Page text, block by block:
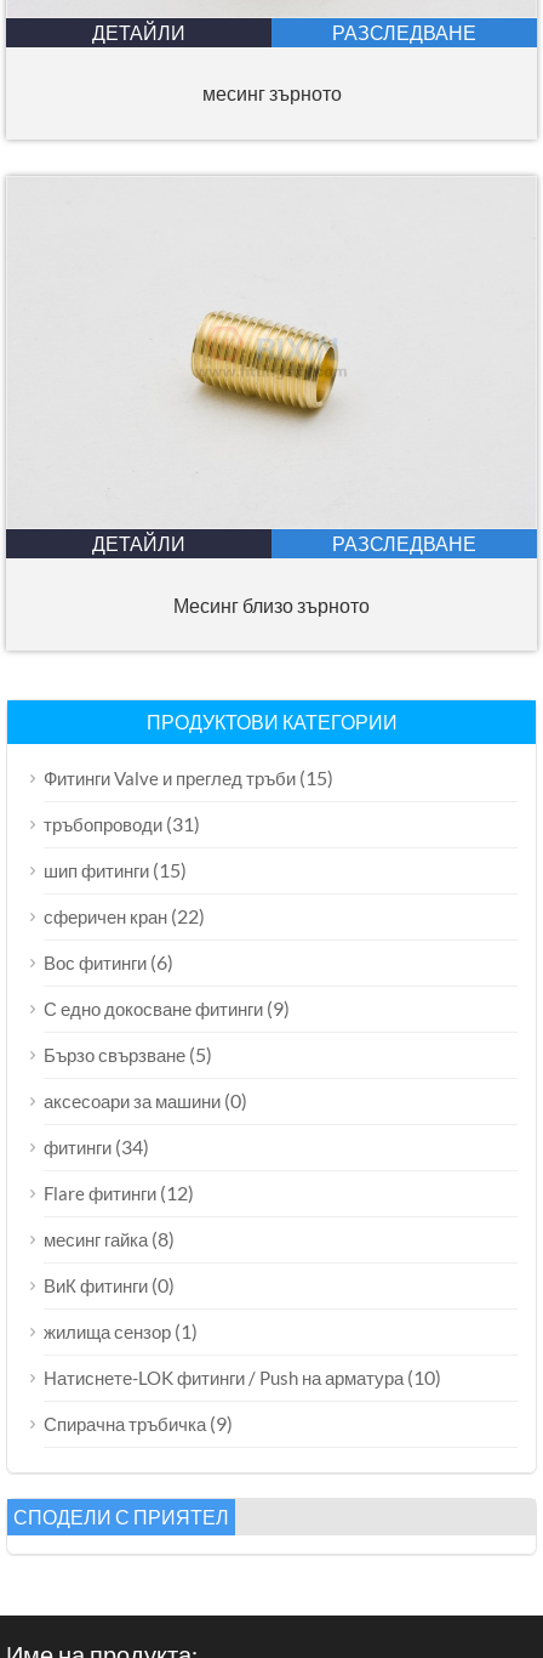
ДЕТАЙЛИ РАЗСЛЕДВАНЕ
месинг зърното
ДЕТАЙЛИ РАЗСЛЕДВАНЕ
Месинг близо зърното
ПРОДУКТОВИ КАТЕГОРИИ
Фитинги Valve и преглед тръби (15)
тръбопроводи (31)
шип фитинги (15)
сферичен кран (22)
Вос фитинги (6)
С едно докосване фитинги (9)
Бързо свързване (5)
аксесоари за машини (0)
фитинги (34)
Flare фитинги (12)
месинг гайка (8)
ВиК фитинги (0)
жилища сензор (1)
Натиснете-LOK фитинги / Push на арматура (10)
Спирачна тръбичка (9)
СПОДЕЛИ С ПРИЯТЕЛ